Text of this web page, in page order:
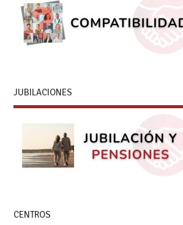
JUBILACIONES
CENTROS